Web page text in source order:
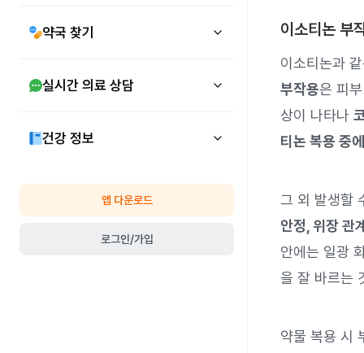
약국 찾기
실시간 의료 상담
건강 정보
앱 다운로드
로그인/가입
이소티논 부
이소티논과
부작용은 피
상이 나타나
티논 복용 중
그 외 발생할
안정, 위장 관
안에는 일광
을 잘 바르는
약물 복용 시